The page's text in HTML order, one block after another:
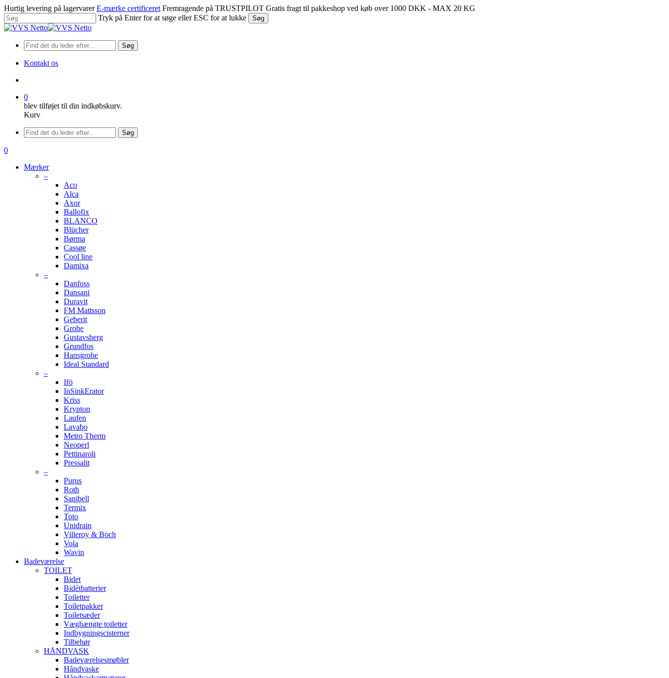
Spring
til
hovedindhold
Hurtig levering på lagervarer E-mærke certificeret Fremragende på TRUSTPILOT Gratis fragt til pakkeshop ved køb over 1000 DKK - MAX 20 KG
Tryk på Enter for at søge eller ESC for at lukke
Søg
Luk
Søg
Kontakt os
0
blev tilføjet til din indkøbskurv.
Kurv
Menu
Søg
søge
0
Mærker
–
Aco
Alca
Axor
Ballofix
BLANCO
Blücher
Børma
Cassøe
Cool line
Damixa
–
Danfoss
Dansani
Duravit
FM Mattsson
Geberit
Grohe
Gustavsberg
Grundfos
Hansgrohe
Ideal Standard
–
Ifö
InSinkErator
Kriss
Krypton
Laufen
Lavabo
Metro Therm
Neoperl
Pettinaroli
Pressalit
–
Purus
Roth
Sanibell
Termix
Toto
Unidrain
Villeroy & Boch
Vola
Wavin
Badeværelse
TOILET
Bidet
Bidétbatterier
Toiletter
Toiletpakker
Toiletsæder
Væghængte toiletter
Indbygningscisterner
Tilbehør
HÅNDVASK
Badeværelsesmøbler
Håndvaske